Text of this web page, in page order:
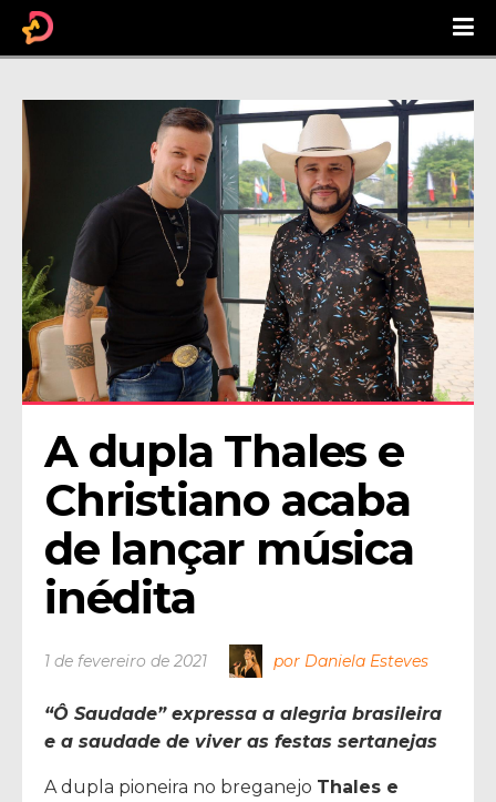
A dupla Thales e
Christiano acaba
de lançar música
inédita
1 de fevereiro de 2021 por Daniela Esteves
“Ô Saudade” expressa a alegria brasileira
e a saudade de viver as festas sertanejas
A dupla pioneira no breganejo Thales e